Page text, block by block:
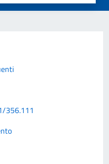
356.111